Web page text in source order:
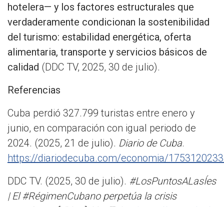
hotelera— y los factores estructurales que
verdaderamente condicionan la sostenibilidad
del turismo: estabilidad energética, oferta
alimentaria, transporte y servicios básicos de
calidad (DDC TV, 2025, 30 de julio).
Referencias
Cuba perdió 327.799 turistas entre enero y
junio, en comparación con igual periodo de
2024. (2025, 21 de julio). Diario de Cuba.
https://diariodecuba.com/economia/
DDC TV. (2025, 30 de julio). #LosPuntosALasÍes
| El #RégimenCubano perpetúa la crisis